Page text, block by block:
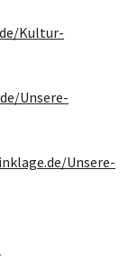
Kultur-
Unsere-
Unsere-